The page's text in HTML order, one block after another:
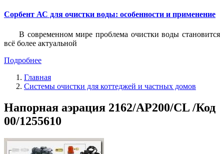
Сорбент АС для очистки воды: особенности и применение
В современном мире проблема очистки воды становится
всё более актуальной
Подробнее
Главная
Системы очистки для коттеджей и частных домов
Напорная аэрация 2162/AP200/CL /Код
00/1255610